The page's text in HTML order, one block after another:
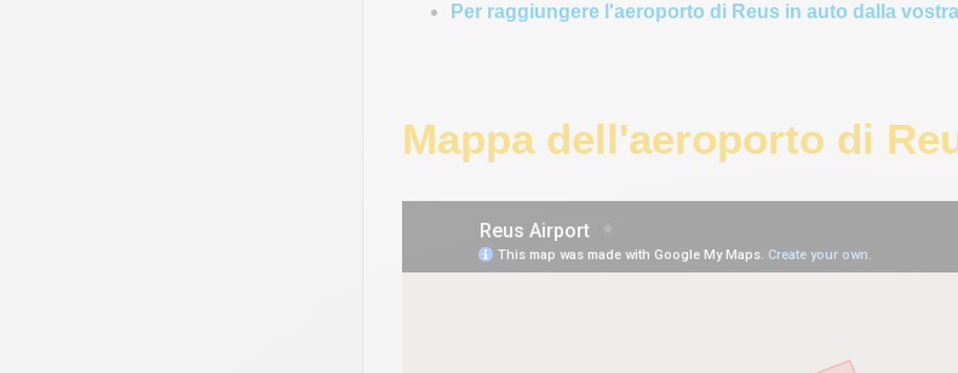
Per raggiungere l'aeroporto di Reus in auto dalla
Mappa dell'aeroporto di